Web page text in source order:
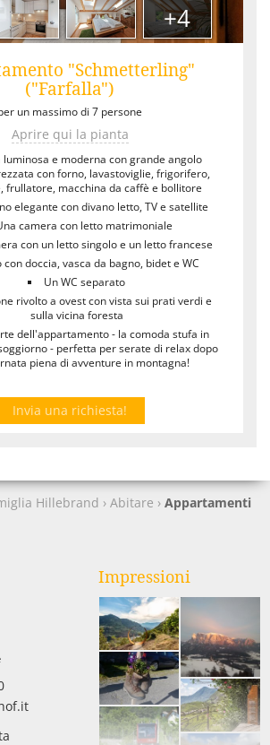
+4
"Schmetterling"
("Farfalla")
un massimo di 7 persone
Aprire qui la pianta
luminosa e moderna con grande angolo
con forno, lavastoviglie, frigorifero,
frullatore, macchina da caffè e bollitore
elegante con divano letto, TV e satellite
camera con letto matrimoniale
con un letto singolo e un letto francese
con doccia, vasca da bagno, bidet e WC
Un WC separato
rivolto a ovest con vista sui prati verdi e
sulla vicina foresta
dell'appartamento - la comoda stufa in
- perfetta per serate di relax dopo
piena di avventure in montagna!
Invia una richiesta!
Hillebrand › Abitare › Appartamenti
Impressioni